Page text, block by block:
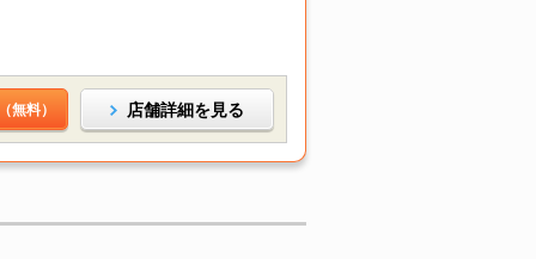
無料） 店舗詳細を見る